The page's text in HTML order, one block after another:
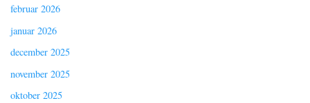
februar 2026
januar 2026
december 2025
november 2025
oktober 2025